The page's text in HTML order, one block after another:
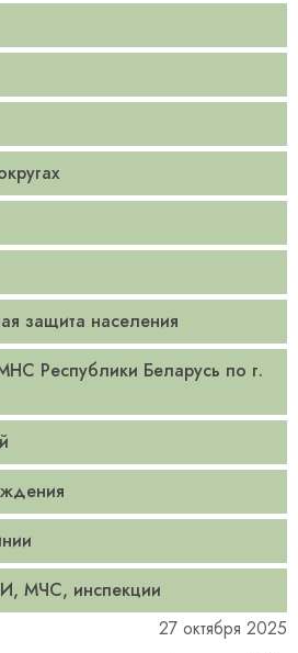
защита населения
Республики Беларусь по г.
МЧС, инспекции
27 октября 2025